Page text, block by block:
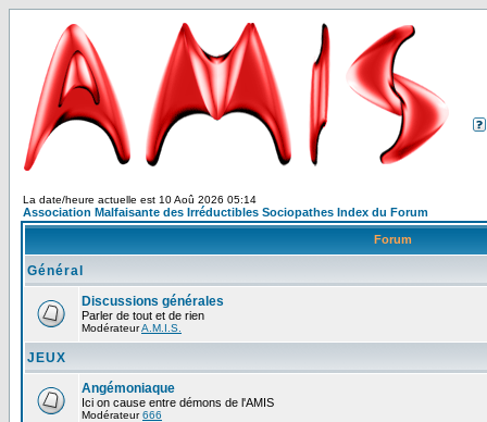
La date/heure actuelle est 10 Aoû 2026 05:14
Association Malfaisante des Irréductibles Sociopathes Index du Forum
Forum
Général
Discussions générales
Parler de tout et de rien
ModérateurA.M.I.S.
JEUX
Angémoniaque
Ici on cause entre démons de l'AMIS
Modérateur666